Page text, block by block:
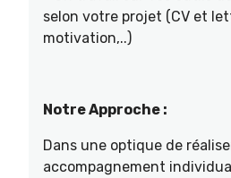
selon votre projet (CV et
motivation,..)
Notre Approche :
Dans une optique de
accompagnement